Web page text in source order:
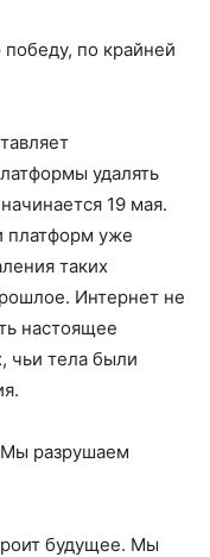
по крайней
удалять
19 мая.
платформ уже
таких
Интернет не
настоящее
чьи тела были
разрушаем
будущее. Мы